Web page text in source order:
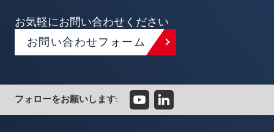
お気軽にお問い合わせください
お問い合わせフォーム
フォローをお願いします: